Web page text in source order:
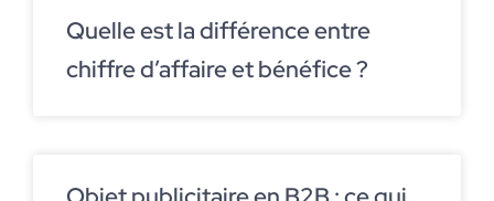
Quelle est la différence entre
chiffre d’affaire et bénéfice ?